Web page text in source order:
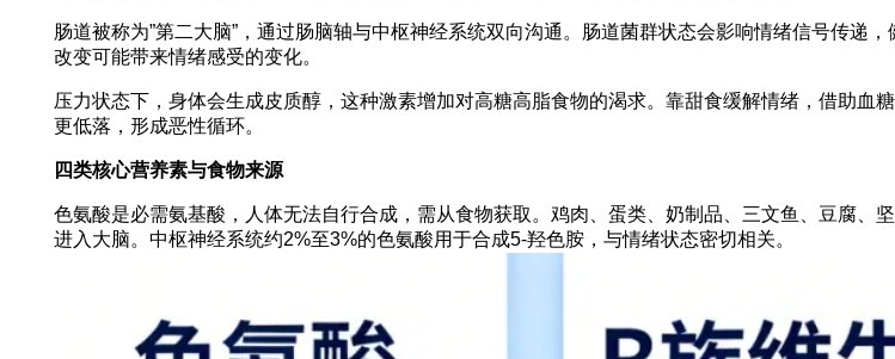
肠道被称为”第二大脑”，通过肠脑轴与中枢神经系统双向沟通。肠道菌群状态会影响情绪信号传递
改变可能带来情绪感受的变化。
压力状态下，身体会生成皮质醇，这种激素增加对高糖高脂食物的渴求。靠甜食缓解情绪，借助
更低落，形成恶性循环。
四类核心营养素与食物来源
色氨酸是必需氨基酸，人体无法自行合成，需从食物获取。鸡肉、蛋类、奶制品、三文鱼、豆腐、
进入大脑。中枢神经系统约2%至3%的色氨酸用于合成5-羟色胺，与情绪状态密切相关。